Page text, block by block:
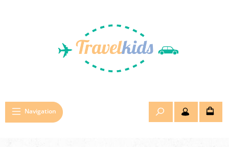
Navigation